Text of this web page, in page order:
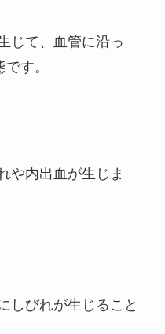
じて、血管に沿っ
す。
や内出血が生じま
しびれが生じること